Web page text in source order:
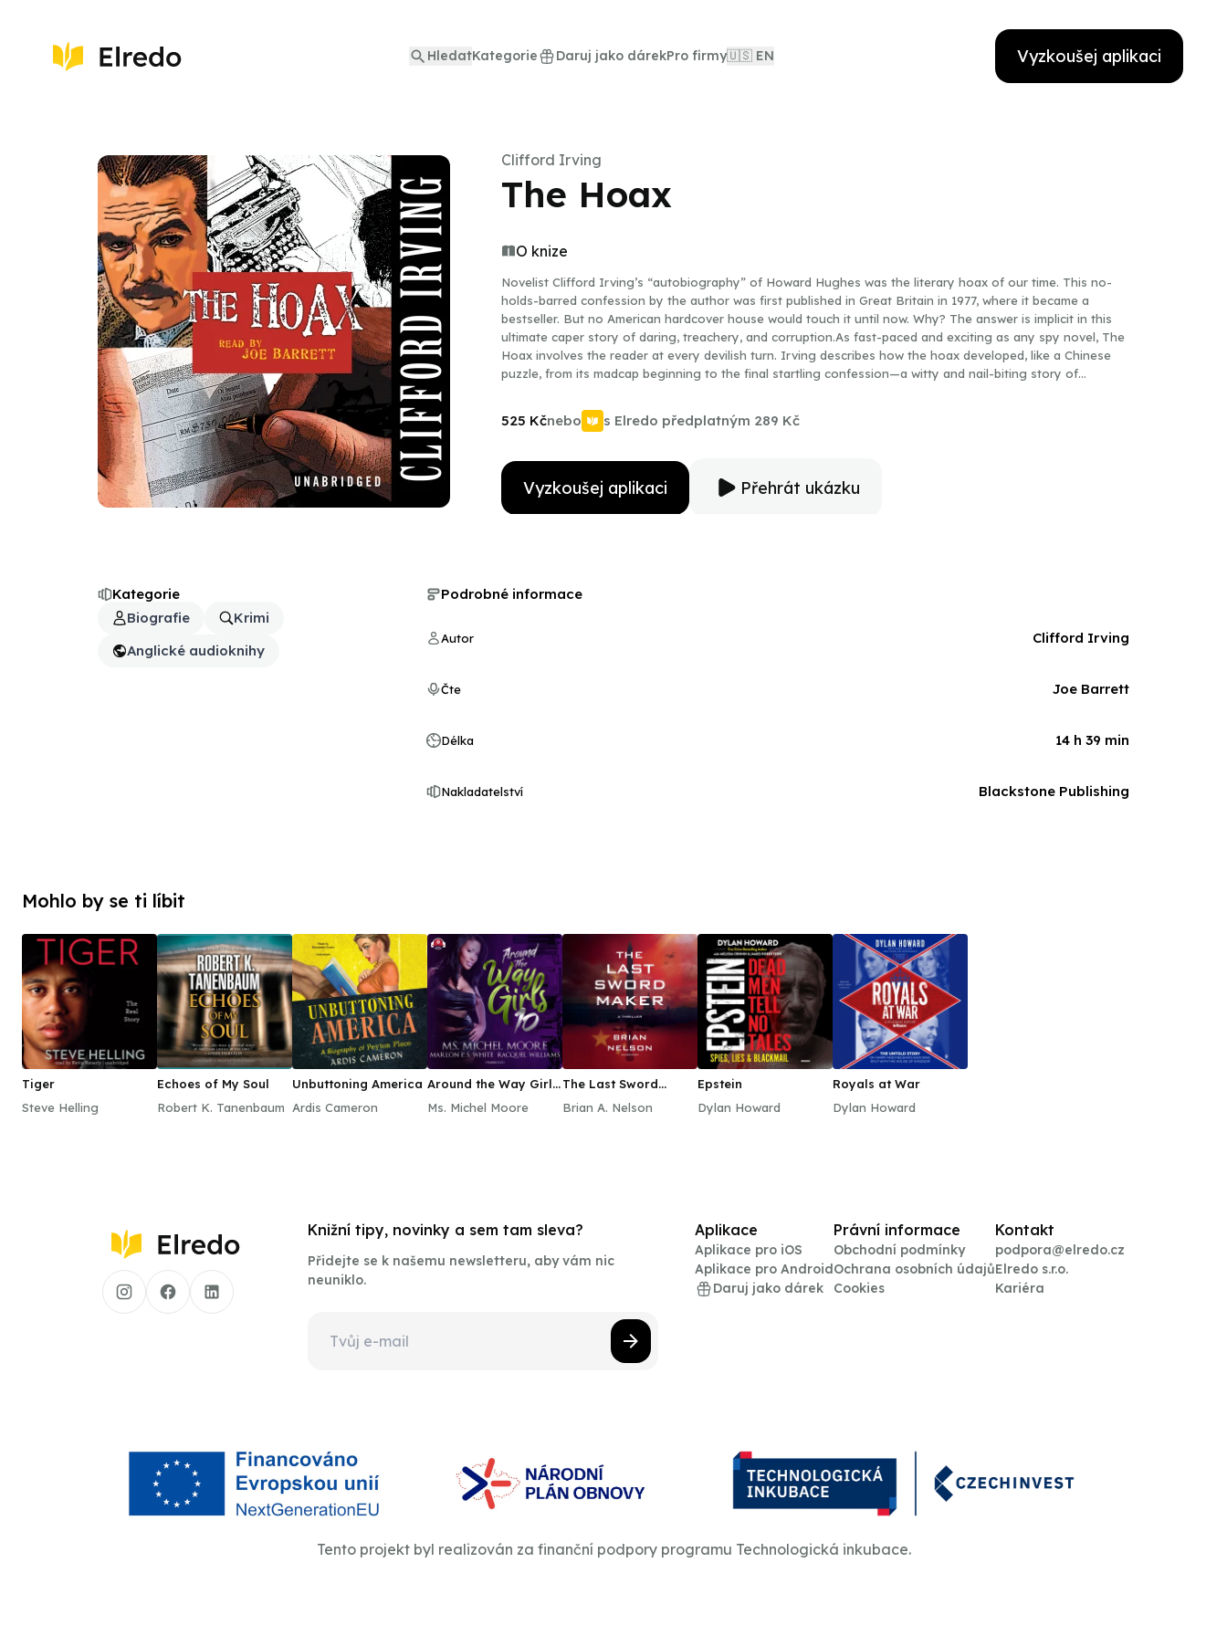
HledatKategorie Daruj jako dárekPro firmy🇺🇸 EN Vyzkoušej aplikaci
Clifford Irving
The Hoax
O knize
Novelist Clifford Irving’s “autobiography” of Howard Hughes was the literary hoax of our time. This no-
holds-barred confession by the author was first published in Great Britain in 1977, where it became a
bestseller. But no American hardcover house would touch it until now. Why? The answer is implicit in this
ultimate caper story of daring, treachery, and corruption.As fast-paced and exciting as any spy novel, The
Hoax involves the reader at every devilish turn. Irving describes how the hoax developed, like a Chinese
puzzle, from its madcap beginning to the final startling confession—a witty and nail-biting story of
ups and headlines.
525 Kčnebo s Elredo předplatným 289 Kč
Vyzkoušej aplikaci Přehrát ukázku
Kategorie
Biografie
Krimi
Anglické audioknihy
Podrobné informace
Autor Clifford Irving
Čte Joe Barrett
Délka 14 h 39 min
Nakladatelství Blackstone Publishing
Mohlo by se ti líbit
Tiger
Steve Helling
Echoes of My Soul
Robert K. Tanenbaum
Unbuttoning America
Ardis Cameron
Around the Way Girls
Ms. Michel Moore
The Last Sword
Brian A. Nelson
Epstein
Dylan Howard
Royals at War
Dylan Howard
Knižní tipy, novinky a sem tam sleva?
Přidejte se k našemu newsletteru, aby vám nic
neuniklo.
Aplikace
Aplikace pro iOS
Aplikace pro Android
Daruj jako dárek
Právní informace
Obchodní podmínky
Ochrana osobních údajů
Cookies
Kontakt
podpora@elredo.cz
Elredo s.r.o.
Kariéra
Tento projekt byl realizován za finanční podpory programu Technologická inkubace.